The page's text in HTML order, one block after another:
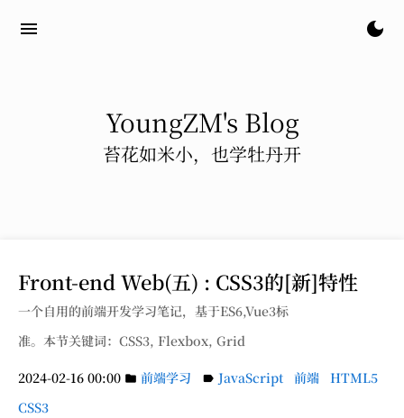
menu dark_mode
YoungZM's Blog
苔花如米小，也学牡丹开
Front-end Web(五) : CSS3的[新]特性
一个自用的前端开发学习笔记，基于ES6,Vue3标
准。本节关键词：CSS3, Flexbox, Grid
2024-02-16 00:00 folder 前端学习 label JavaScript 前端 HTML5
CSS3